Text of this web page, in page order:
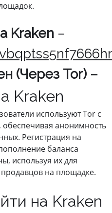
Kraken –
(Через Tor) –
Kraken
используют Tor с
анонимность
Регистрация на
баланса
используя их для
продавцов на площадке.
на Kraken